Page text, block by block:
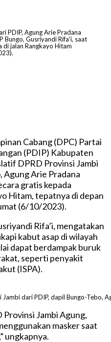
PDIP, Agung Arie Pradana
Bungo, Gusriyandi Rifa'i, saat
di jalan Rangkayo Hitam
Cabang (DPC) Partai
(PDIP) Kabupaten
DPRD Provinsi Jambi
Agung Arie Pradana
gratis kepada
Hitam, tepatnya di depan
(6/10/2023).
Rifa’i, mengatakan
kabut asap di wilayah
dapat berdampak buruk
seperti penyakit
(ISPA).
Jambi dari PDIP, dapil Bungo-Tebo,
Provinsi Jambi Agung,
masker saat
ungkapnya.